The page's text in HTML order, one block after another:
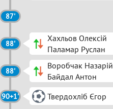
87'
88'
Хахльов Олексій
Паламар Руслан
88'
Воробчак Назарій
Байдал Антон
90+1'
Твердохліб Єгор